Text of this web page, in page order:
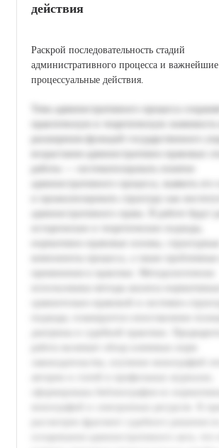
действия
Раскрой последовательность стадий
административного процесса и важнейшие
процессуальные действия.